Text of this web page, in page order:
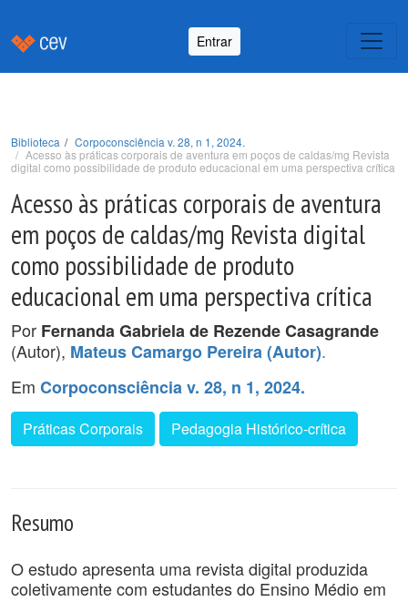
Entrar
Biblioteca
Corpoconsciência v. 28, n 1, 2024.
Acesso às práticas corporais de aventura em poços de caldas/mg Revista
digital como possibilidade de produto educacional em uma perspectiva crítica
Acesso às práticas corporais de aventura
em poços de caldas/mg Revista digital
como possibilidade de produto
educacional em uma perspectiva crítica
Por Fernanda Gabriela de Rezende Casagrande
(Autor), Mateus Camargo Pereira (Autor).
Em Corpoconsciência v. 28, n 1, 2024.
Práticas Corporais Pedagogia Histórico-crítica
Resumo
O estudo apresenta uma revista digital produzida
coletivamente com estudantes do Ensino Médio em